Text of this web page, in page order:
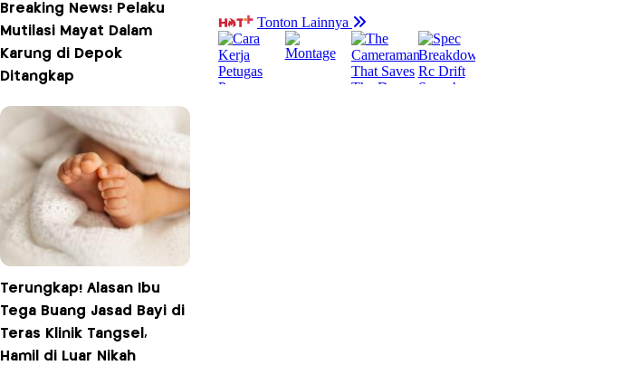
Breaking News! Pelaku
Mutilasi Mayat Dalam
Karung di Depok
Ditangkap
Terungkap! Alasan Ibu
Tega Buang Jasad Bayi di
Teras Klinik Tangsel,
Hamil di Luar Nikah